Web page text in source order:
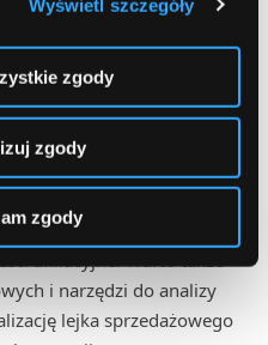
Wyświetl szczegóły
zgody
zgody
zgody
Analytics oraz Google
sprawdzać, jakie frazy
najlepsze wyniki oraz
się po stronie.
narzędzia SEO służące do
ruchu organicznego oraz
afiliacyjne. Warto także
i narzędzi do analizy
lejka sprzedażowego